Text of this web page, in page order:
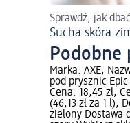
Sprawdź, jak
Sucha skóra
Podobne
Marka: AXE;
pod prysznic
Cena: 18,45 zł;
(46,13 zł za 1 l);
zielony Dostawa